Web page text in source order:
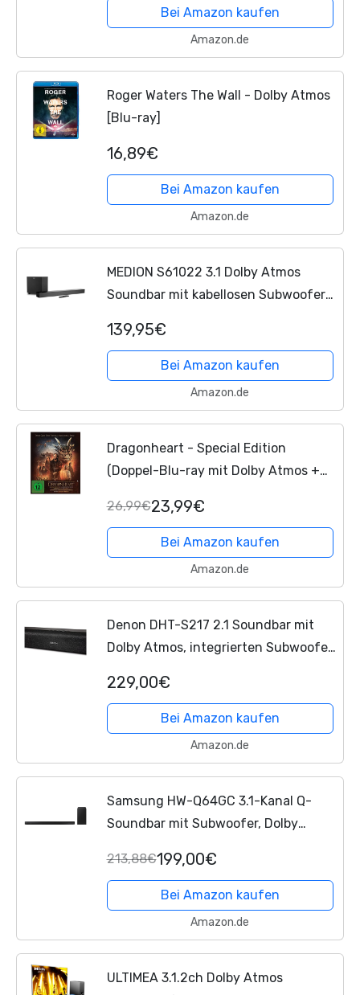
EQ-Modi TV Soundbar,...
Bei Amazon kaufen
Amazon.de
Roger Waters The Wall - Dolby Atmos
[Blu-ray]
16,89€
Bei Amazon kaufen
Amazon.de
MEDION S61022 3.1 Dolby Atmos
Soundbar mit kabellosen Subwoofer
eARC CEC, optischer Eingang, AUX, 3
x 20 W + 60 W (RMS)...
139,95€
Bei Amazon kaufen
Amazon.de
Dragonheart - Special Edition
(Doppel-Blu-ray mit Dolby Atmos +
26,99€23,99€
Bei Amazon kaufen
Amazon.de
Denon DHT-S217 2.1 Soundbar mit
Dolby Atmos, integrierten Subwoofer,
Schwarz
229,00€
Bei Amazon kaufen
Amazon.de
Samsung HW-Q64GC 3.1-Kanal Q-
Soundbar mit Subwoofer, Dolby
Adaptive Sound Lite [2023]
213,88€199,00€
Bei Amazon kaufen
Amazon.de
ULTIMEA 3.1.2ch Dolby Atmos